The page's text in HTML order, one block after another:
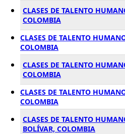
CLASES DE TALENTO
COLOMBIA
CLASES DE TALENTO
COLOMBIA
CLASES DE TALENTO
COLOMBIA
CLASES DE TALENTO
COLOMBIA
CLASES DE TALENTO
BOLÍVAR, COLOMBIA